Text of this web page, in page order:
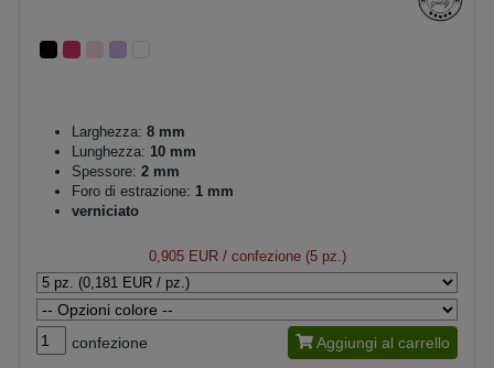
Larghezza: 8 mm
Lunghezza: 10 mm
Spessore: 2 mm
Foro di estrazione: 1 mm
verniciato
0,905 EUR/ confezione (5 pz.)
confezione Aggiungi al carrello